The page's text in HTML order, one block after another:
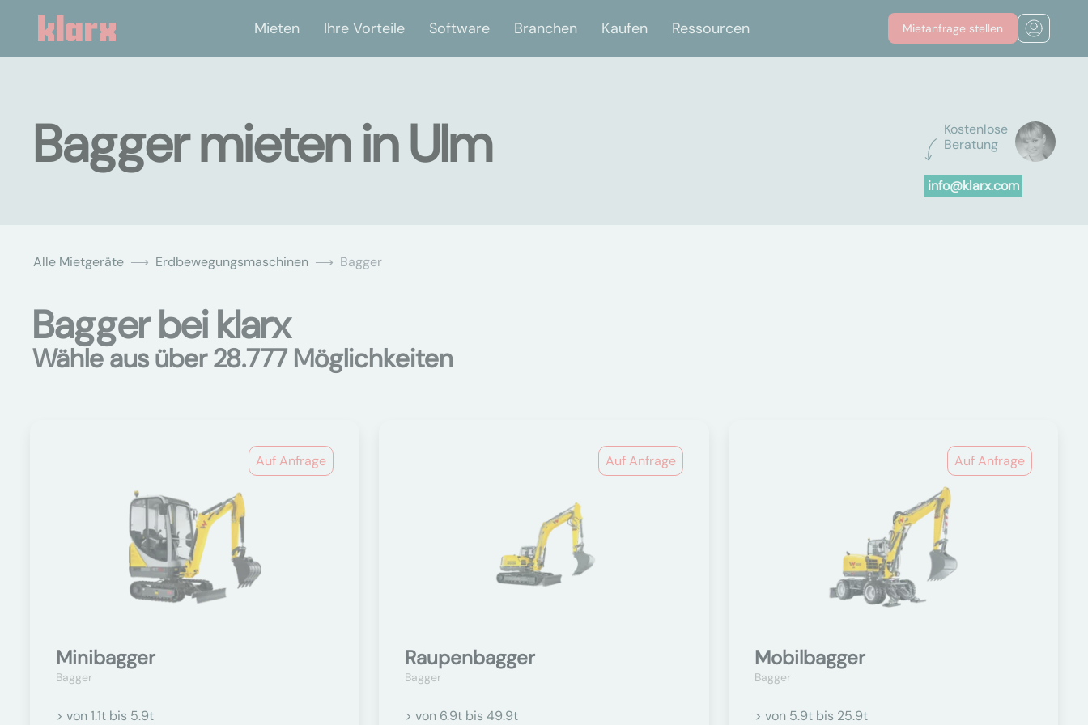
Mieten Ihre Vorteile Software Branchen Kaufen Ressourcen Mietanfrage stellen
Kostenlose
Beratung
info@klarx.com
Bagger mieten in Ulm
Alle Mietgeräte Erdbewegungsmaschinen Bagger
Bagger bei klarx
Wähle aus über 28.777 Möglichkeiten
Auf Anfrage
Minibagger
Bagger
> von 1.1t bis 5.9t
Auf Anfrage
Raupenbagger
Bagger
> von 6.9t bis 49.9t
Auf Anfrage
Mobilbagger
Bagger
> von 5.9t bis 25.9t